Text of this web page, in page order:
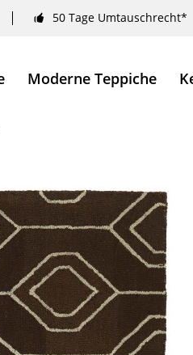
50 Tage Umtauschrecht*
Moderne Teppiche